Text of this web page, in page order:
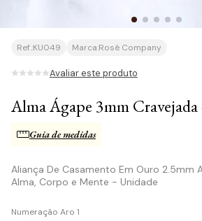
Alma Ágape 3mm
Marca:Rosê Company
Ref.:KU049
Avaliar este produto
Aliança De Casamento Em Ouro 2.5mm
Alma, Corpo e Mente - Unidade
Numeração Aro 1
Guia de medidas